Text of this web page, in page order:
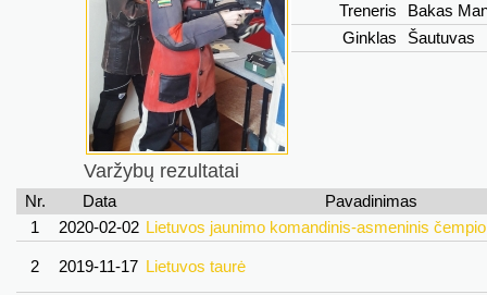
Treneris
Bakas
Ginklas
Šautuvas
Varžybų rezultatai
Nr. Data
Pavadinimas
1
2020-02-02 Lietuvos jaunimo komandinis-asmeninis
2 2019-11-17 Lietuvos taurė